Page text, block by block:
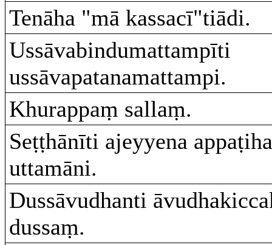
Tenāha "mā kassacī"tiādi.
Ussāvabindumattampīti
ussāvapatanamattampi.
Khurappaṃ sallaṃ.
Seṭṭhānīti ajeyyena
uttamāni.
Dussāvudhanti
dussaṃ.